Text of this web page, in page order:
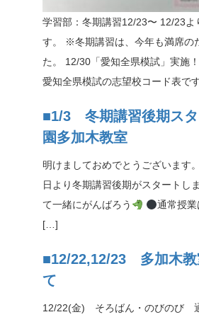
学習部：冬期講習12/23〜 12/23よ
す。 ※冬期講習は、今年も満席の
た。 12/30「愛知全県模試」実施
愛知全県模試の志望校コード表で
■1/3 冬期講習後期ス
園多加木教室
明けましておめでとうございます
日より冬期講習後期がスタートし
て一緒にがんばろう
通常授
[…]
■12/22,12/23 多加木教
て
12/22(金) そろばん・のびのび